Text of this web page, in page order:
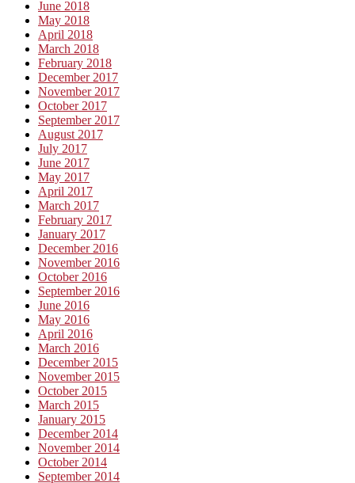
June 2018
May 2018
April 2018
March 2018
February 2018
December 2017
November 2017
October 2017
September 2017
August 2017
July 2017
June 2017
May 2017
April 2017
March 2017
February 2017
January 2017
December 2016
November 2016
October 2016
September 2016
June 2016
May 2016
April 2016
March 2016
December 2015
November 2015
October 2015
March 2015
January 2015
December 2014
November 2014
October 2014
September 2014